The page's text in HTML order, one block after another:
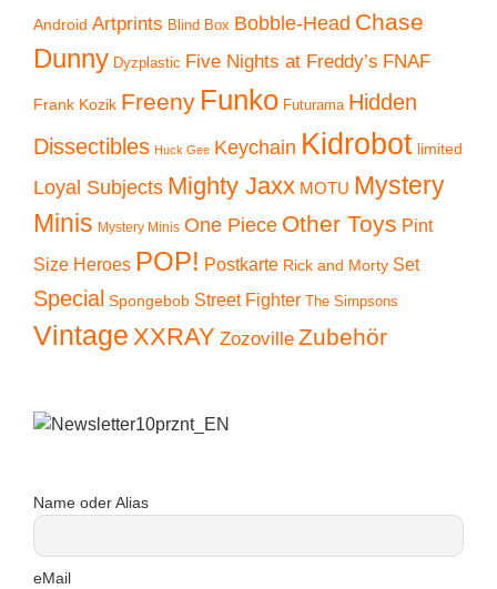
Android Artprints Blind Box Bobble-Head Chase
Dunny Dyzplastic Five Nights at Freddy’s FNAF
Frank Kozik Freeny Funko Futurama Hidden
Dissectibles Huck Gee Keychain Kidrobot limited
Loyal Subjects Mighty Jaxx MOTU Mystery
Minis Mystery Minis One Piece Other Toys Pint
Size Heroes POP! Postkarte Rick and Morty Set
Special Spongebob Street Fighter The Simpsons
Vintage XXRAY Zozoville Zubehör
Name oder Alias
eMail